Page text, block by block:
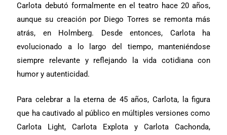
Carlota debutó formalmente en el teatro hace 20 años,
aunque su creación por Diego Torres se remonta más
atrás, en Holmberg. Desde entonces, Carlota ha
evolucionado a lo largo del tiempo, manteniéndose
siempre relevante y reflejando la vida cotidiana con
humor y autenticidad.
Para celebrar a la eterna de 45 años, Carlota, la figura
que ha cautivado al público en múltiples versiones como
Carlota Light, Carlota Explota y Carlota Cachonda,